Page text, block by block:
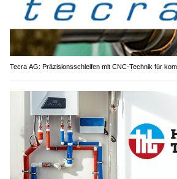
Tecra AG: Präzisionsschleifen mit CNC-Technik für